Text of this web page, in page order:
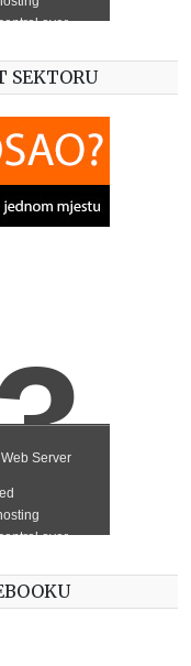
SEKTORU